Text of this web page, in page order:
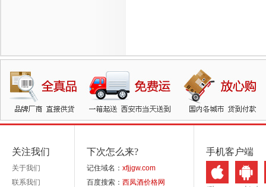
关注我们
关于我们
联系我们
下次怎么来?
记住域名： xfjjgw.com
百度搜索： 西凤酒价格网
手机客户端